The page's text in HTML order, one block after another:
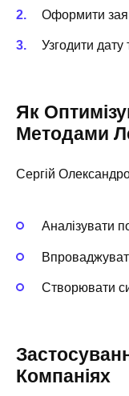
Оформити
Узгодити дату
Як
Методами
Сергій
Аналізувати
Створювати
Компаніях